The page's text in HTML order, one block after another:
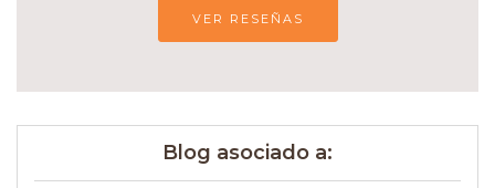
VER RESEÑAS
Blog asociado a: